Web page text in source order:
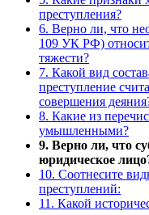
преступления?
6. Верно ли, что
109 УК РФ)
тяжести?
7. Какой вид
преступление
совершения
8. Какие из
умышленными?
9. Верно ли, что
юридическое
10. Соотнесите
преступлений:
11. Какой